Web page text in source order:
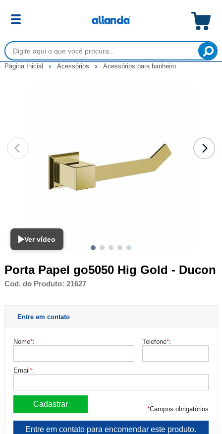
Página Inicial Acessórios Acessórios para banheiro
Ver vídeo
Porta Papel go5050 Hig Gold - Ducon
Cod. do Produto: 21627
Entre em contato
Nome*: Telefone*:
Email*:
*Campos obrigatórios
Entre em contato para encomendar este produto.